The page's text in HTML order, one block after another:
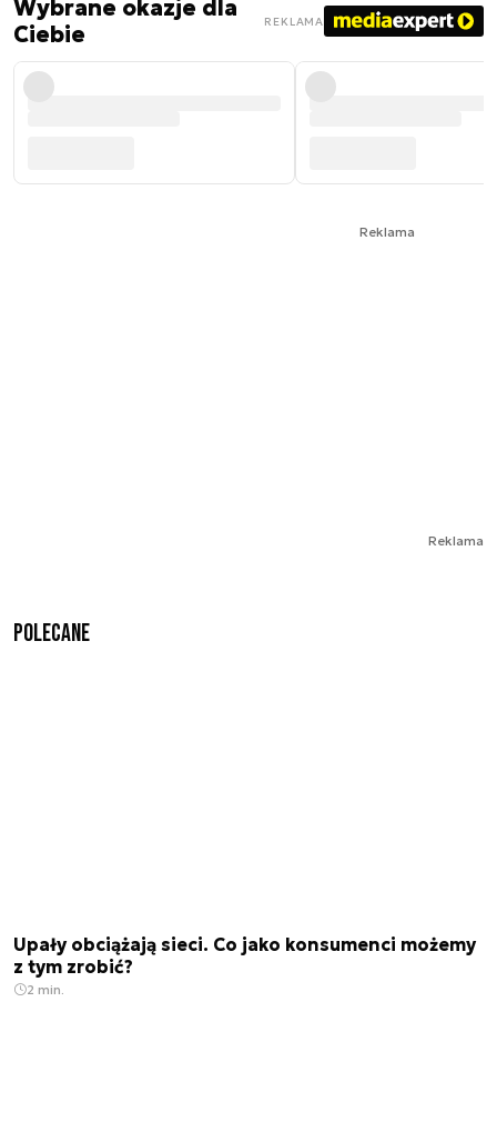
Wybrane okazje dla
Ciebie
REKLAMA
Reklama
Reklama
Polecane
Upały obciążają sieci. Co jako konsumenci możemy
z tym zrobić?
2 min.